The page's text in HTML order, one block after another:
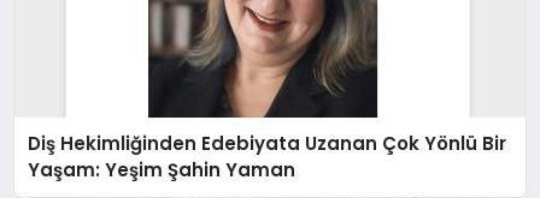
Diş Hekimliğinden Edebiyata Uzanan Çok Yönlü Bir
Yaşam: Yeşim Şahin Yaman